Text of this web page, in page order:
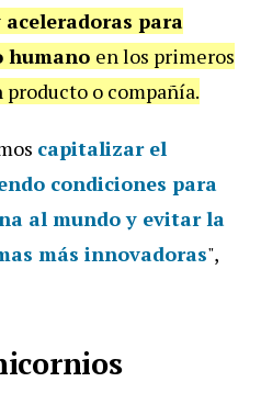
para
humano en los primeros
producto o compañía.
capitalizar el
condiciones para
al mundoy evitar la
más innovadoras",